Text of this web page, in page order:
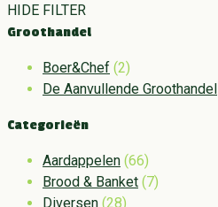
HIDE FILTER
Groothandel
Boer&Chef (2)
De Aanvullende Groothandel
Categorieën
Aardappelen (66)
Brood & Banket (7)
Diversen (28)